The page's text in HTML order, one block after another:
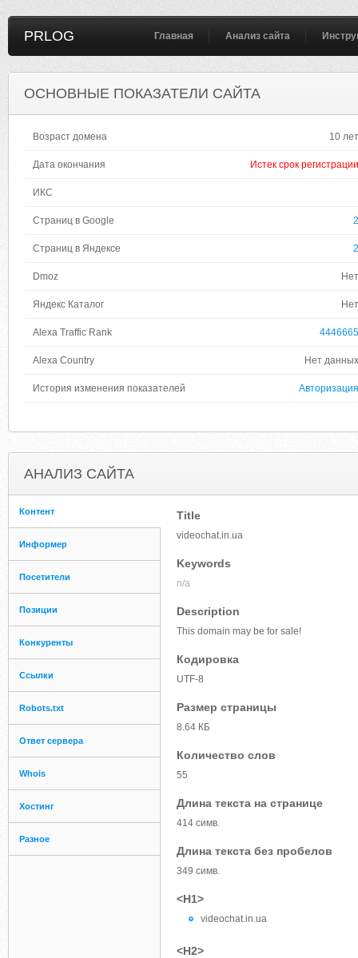
PRLOG Главная Анализ сайта
ОСНОВНЫЕ ПОКАЗАТЕЛИ САЙТА
Возраст домена 10 лет
Дата окончания Истек срок регистрации
ИКС
Страниц в Google 2
Страниц в Яндексе 2
Dmoz Нет
Яндекс Каталог Нет
Alexa Traffic Rank 4446665
Alexa Country Нет данных
История изменения показателей Авторизация
АНАЛИЗ САЙТА
Контент
Информер
Посетители
Позиции
Конкуренты
Ссылки
Robots.txt
Ответ сервера
Whois
Хостинг
Разное
Title
videochat.in.ua
Keywords
n/a
Description
This domain may be for sale!
Кодировка
UTF-8
Размер страницы
8.64 КБ
Количество слов
55
Длина текста на странице
414 симв.
Длина текста без пробелов
349 симв.
<H1>
videochat.in.ua
<H2>